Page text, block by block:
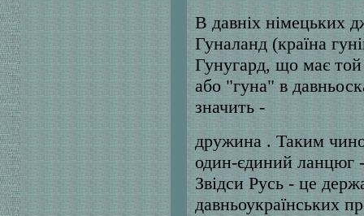
В давніх німецьких
Гуналанд (країна
Гунугард, що має
або "гуна" в
значить -
дружина . Таким
один-єдиний ланцюг -
Звідси Русь - це
давньоукраїнських